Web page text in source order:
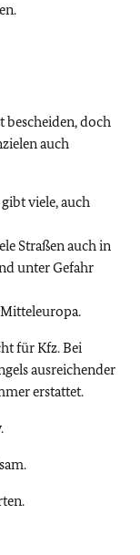
bescheiden, doch
auch
viele, auch
Straßen auch in
unter Gefahr
für Kfz. Bei
ausreichender
erstattet.